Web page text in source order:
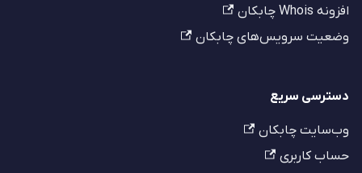
افزونه Whois چابکان
وضعیت سرویس‌های چابکان
دسترسی سریع
وب‌سایت چابکان
حساب کاربری